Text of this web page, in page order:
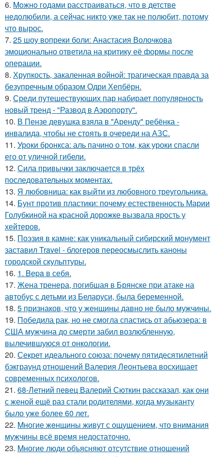
6. Moжнo годами расстраиваться, что в детстве
недолюбили, а сейчас никто уже так не полюбит, потому
что вырос.
7. 25 шоу вопреки боли: Анастасия Волочкова
эмоционально ответила на критику её формы после
операции.
8. Хрупкость, закаленная войной: трагическая правда за
безупречным образом Одри Хепбёрн.
9. Среди путешествующих пар набирает популярность
новый тренд - "Развод в Аэропорту".
10. В Пензе девушка взяла в "Аренду" ребёнка -
инвалида, чтобы не стоять в очереди на АЗС.
11. Уроки бронкса: аль пачино о том, как уроки спасли
его от уличной гибели.
12. Сила привычки заключается в трёх
последовательных моментах.
13. Я любовница: как выйти из любовного треугольника.
14. Бунт против пластики: почему естественность Марии
Голубкиной на красной дорожке вызвала ярость у
хейтеров.
15. Поэзия в камне: как уникальный сибирский монумент
заставил Travel - блогеров переосмыслить каноны
городской скульптуры.
16. 1. Bеpa в себя.
17. Жена тренера, погибшая в Брянске при атаке на
автобус с детьми из Беларуси, была беременной.
18. 5 признаков, что у женщины давно не было мужчины.
19. Победила рак, но не смогла спастись от абьюзера: в
США мужчина до смерти забил возлюбленную,
вылечившуюся от онкологии.
20. Секрет идеального союза: почему пятидесятилетний
бэкграунд отношений Валерия Леонтьева восхищает
современных психологов.
21. 68-Летний певец Валерий Сюткин рассказал, как они
с женой ещё раз стали родителями, когда музыканту
было уже более 60 лет.
22. Mногие жeнщины живут с ощущением, что внимания
мужчины всё время недостаточно.
23. Mногие люди объясняют отсутствие отношений